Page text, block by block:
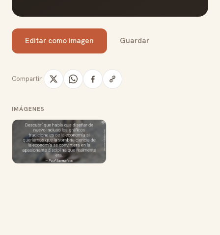
Editar como imagen Guardar
Compartir
IMÁGENES